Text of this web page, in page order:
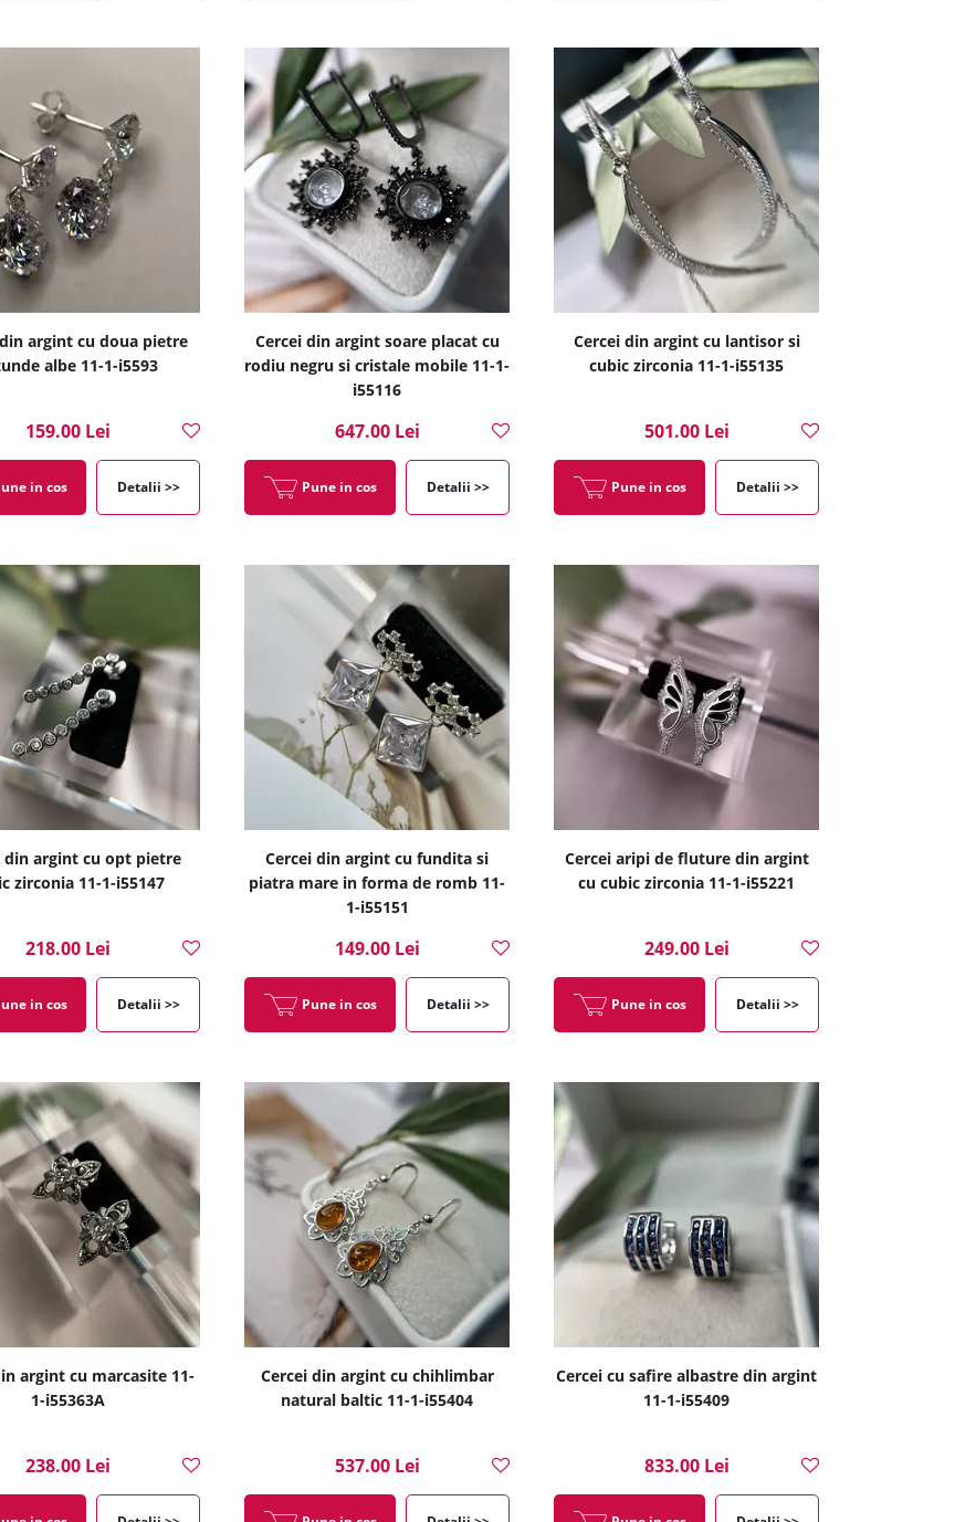
argint cu doua pietre
albe 11-1-i5593
159.00 Lei
in cos Detalii >>
Cercei din argint soare placat cu
rodiu negru si cristale mobile 11-1-
i55116
647.00 Lei
Pune in cos Detalii >>
Cercei din argint cu lantisor si
cubic zirconia 11-1-i55135
501.00 Lei
Pune in cos Detalii >>
din argint cu opt pietre
zirconia 11-1-i55147
218.00 Lei
in cos Detalii >>
Cercei din argint cu fundita si
piatra mare in forma de romb 11-
1-i55151
149.00 Lei
Pune in cos Detalii >>
Cercei aripi de fluture din argint
cu cubic zirconia 11-1-i55221
249.00 Lei
Pune in cos Detalii >>
argint cu marcasite 11-
1-i55363A
238.00 Lei
Cercei din argint cu chihlimbar
natural baltic 11-1-i55404
537.00 Lei
Cercei cu safire albastre din argint
11-1-i55409
833.00 Lei